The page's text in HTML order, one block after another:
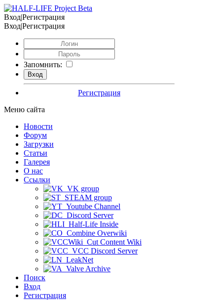
Вход|Регистрация
Вход|Регистрация
Запомнить:
Регистрация
Меню сайта
Новости
Форум
Загрузки
Статьи
Галерея
О нас
Ссылки
VK group
STEAM group
Youtube Channel
Discord Server
Half-Life Inside
Combine Overwiki
Cut Content Wiki
VCC Discord Server
LeakNet
Valve Archive
Поиск
Вход
Регистрация